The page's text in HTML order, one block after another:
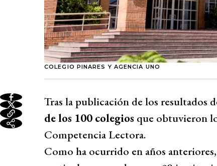
COLEGIO PINARES Y AGENCIA UNO
Tras la publicación de los resultados
de los 100 colegios que obtuvieron
Competencia Lectora.
Como ha ocurrido en años